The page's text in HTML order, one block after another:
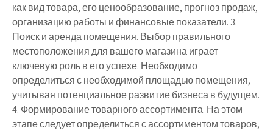
как вид товара, его ценообразование, прогноз продаж,
организацию работы и финансовые показатели. 3.
Поиск и аренда помещения. Выбор правильного
местоположения для вашего магазина играет
ключевую роль в его успехе. Необходимо
определиться с необходимой площадью помещения,
учитывая потенциальное развитие бизнеса в будущем.
4. Формирование товарного ассортимента. На этом
этапе следует определиться с ассортиментом товаров,